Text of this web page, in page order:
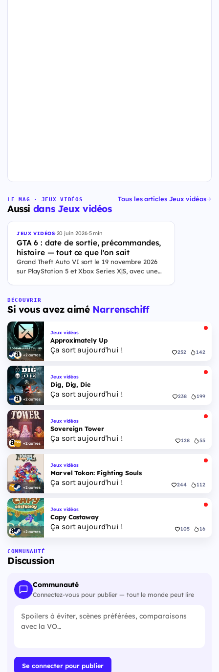
LE MAG · JEUX VIDÉOS
Aussi dans Jeux vidéos
Tous les articles Jeux vidéos
JEUX VIDÉOS·20 juin 2026·5 min
GTA 6 : date de sortie, précommandes,
histoire — tout ce que l'on sait
Grand Theft Auto VI sort le 19 novembre 2026
sur PlayStation 5 et Xbox Series X|S, avec une
Floride, et sa ville Vice City. Il met en scène
pour la première fois un duo de protagonistes
première héroïne jouable d'un GTA principal.
DÉCOUVRIR
Si vous avez aimé Narrenschiff
+2 autres
Jeux vidéos
Approximately Up
Ça sort aujourd'hui ! 252 142
+2 autres
Jeux vidéos
Dig, Dig, Die
Ça sort aujourd'hui ! 238 199
+2 autres
Jeux vidéos
Sovereign Tower
Ça sort aujourd'hui ! 128 55
+2 autres
Jeux vidéos
Marvel Tokon: Fighting Souls
Ça sort aujourd'hui ! 244 112
+2 autres
Jeux vidéos
Capy Castaway
Ça sort aujourd'hui ! 105 16
COMMUNAUTÉ
Discussion
Communauté
Connectez-vous pour publier — tout le monde peut lire
Se connecter pour publier